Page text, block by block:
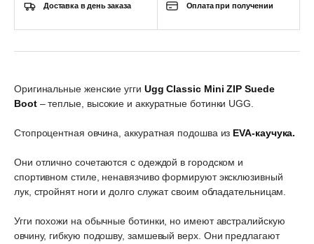
Доставка в день заказа Оплата при получении
Оригинальные женские угги Ugg Classic Mini ZIP Suede
Boot – теплые, высокие и аккуратные ботинки UGG.
Стопроцентная овчина, аккуратная подошва из EVA-каучука.
Они отлично сочетаются с одеждой в городском и
спортивном стиле, ненавязчиво формируют эксклюзивный
лук, стройнят ноги и долго служат своим обладательницам.
Угги похожи на обычные ботинки, но имеют австралийскую
овчину, гибкую подошву, замшевый верх. Они предлагают